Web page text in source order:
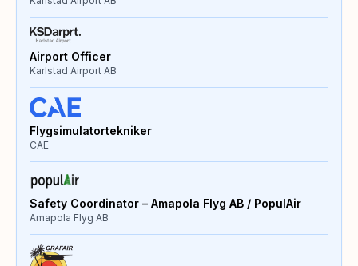
Airport Officer
Karlstad Airport AB
Flygsimulatortekniker
CAE
Safety Coordinator – Amapola Flyg AB / PopulAir
Amapola Flyg AB